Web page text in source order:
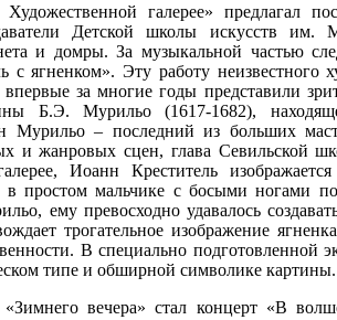
галерее» предлагал
Детской школы искусств им.
и домры. За музыкальной частью
с ягненком». Эту работу
впервые за многие годы представили
Б.Э. Мурильо (1617-1682),
Мурильо – последний из больших
и жанровых сцен, глава Севильской
Иоанн Креститель
в простом мальчике с босыми ногами
ему превосходно удавалось
трогательное изображение
В специально подготовленной
типе и обширной символике картины.
вечера» стал концерт «В